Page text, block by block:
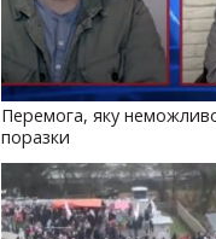
Перемога, яку неможливо
поразки